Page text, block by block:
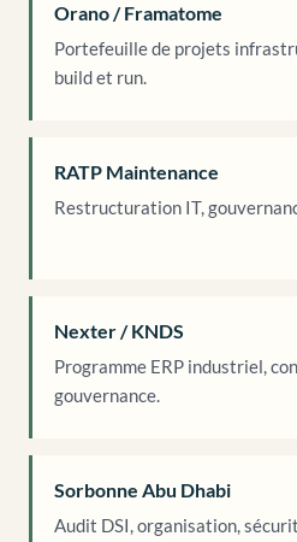
Orano / Framatome
Portefeuille de projets
build et run.
RATP Maintenance
Restructuration IT,
Nexter / KNDS
Programme ERP industriel,
gouvernance.
Sorbonne Abu Dhabi
Audit DSI, organisation,